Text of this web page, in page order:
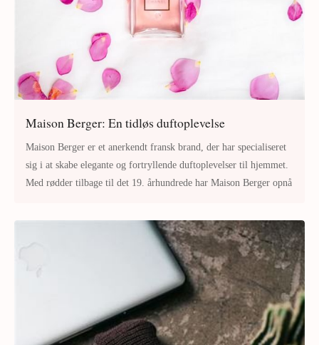
Maison Berger: En tidløs duftoplevelse
Maison Berger er et anerkendt fransk brand, der har specialiseret
sig i at skabe elegante og fortryllende duftoplevelser til hjemmet.
Med rødder tilbage til det 19. århundrede har Maison Berger opnå